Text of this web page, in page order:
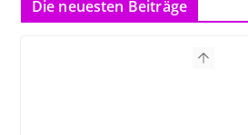
Die neuesten Beiträge